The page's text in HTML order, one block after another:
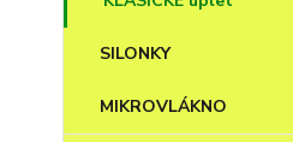
SILONKY
MIKROVLÁKNO